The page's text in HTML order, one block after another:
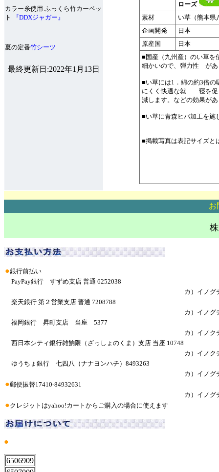
カラー糸使用 ふっくら竹カーペッ
ト
『DDXジャガー』
夏の定番竹シーツ
最終更新日:2022年1月13日
ローズ
素材
い草（熊本県
企画開発
日本
原産国
日本
■国産（九州産）のい草を
細かいので、弾力性 があ
■い草には1．綿の約3倍の
にくく快適な就 寝を促
減します。などの効果が
■い草に青森ヒバ加工を施
■掲載写真は表記サイズと
お
●銀行前払い
PayPay銀行 すずめ支店 普通 6252038
カ）イノグ
楽天銀行 第２営業支店 普通 7208788
カ）イノグ
福岡銀行 昇町支店 当座 5377
カ）イノク
西日本シティ銀行雑餉隈（ざっしょのくま）支店 当座 10748
カ）イノク
ゆうちょ銀行 七四八（ナナヨンハチ）8493263
カ）イノグ
●郵便振替17410-84932631
カ）イノグ
●クレジットはyahoo!カートからご購入の場合に使えます
●
6506909